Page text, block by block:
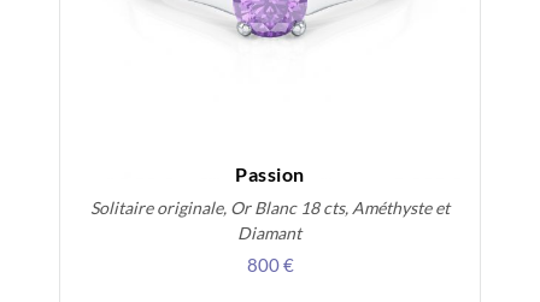
Passion
Solitaire originale, Or Blanc 18 cts, Améthyste et
Diamant
800 €